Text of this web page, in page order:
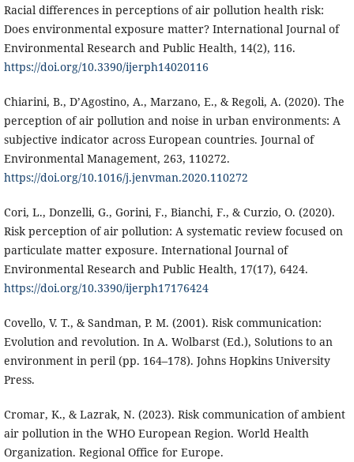
Racial differences in perceptions of air pollution health risk:
Does environmental exposure matter? International Journal of
Environmental Research and Public Health, 14(2), 116.
https://doi.org/10.3390/ijerph14020116
Chiarini, B., D’Agostino, A., Marzano, E., & Regoli, A. (2020). The
perception of air pollution and noise in urban environments: A
subjective indicator across European countries. Journal of
Environmental Management, 263, 110272.
https://doi.org/10.1016/j.jenvman.2020.110272
Cori, L., Donzelli, G., Gorini, F., Bianchi, F., & Curzio, O. (2020).
Risk perception of air pollution: A systematic review focused on
particulate matter exposure. International Journal of
Environmental Research and Public Health, 17(17), 6424.
https://doi.org/10.3390/ijerph17176424
Covello, V. T., & Sandman, P. M. (2001). Risk communication:
Evolution and revolution. In A. Wolbarst (Ed.), Solutions to an
environment in peril (pp. 164–178). Johns Hopkins University
Press.
Cromar, K., & Lazrak, N. (2023). Risk communication of ambient
air pollution in the WHO European Region. World Health
Organization. Regional Office for Europe.